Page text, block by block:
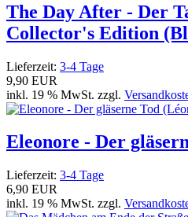
The Day After - Der
Collector's Edition
Lieferzeit: 3-4 Tage
9,90 EUR
inkl. 19 % MwSt. zzgl.
Eleonore - Der
Lieferzeit: 3-4 Tage
6,90 EUR
inkl. 19 % MwSt. zzgl.